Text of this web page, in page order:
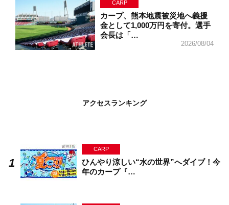
CARP
カープ、熊本地震被災地へ義援
金として1,000万円を寄付。選手
会長は「…
2026/08/04
アクセスランキング
CARP
ひんやり涼しい“水の世界”へダイブ！今
年のカープ『…